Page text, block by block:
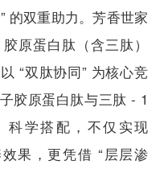
的双重助力。芳香世家
原蛋白肽（含三肽）
“双肽协同” 为核心竞
胶原蛋白肽与三肽 - 1
科学搭配，不仅实现
果，更凭借 “层层渗